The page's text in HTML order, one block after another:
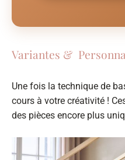
Variantes &
Une fois la technique de
cours à votre créativité !
des pièces encore plus